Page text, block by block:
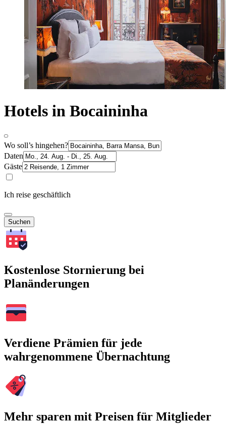
Hotels in Bocaininha
Wo soll’s hingehen?
Daten
Gäste
Ich reise geschäftlich
Suchen
Kostenlose Stornierung bei
Planänderungen
Verdiene Prämien für jede
wahrgenommene Übernachtung
Mehr sparen mit Preisen für Mitglieder